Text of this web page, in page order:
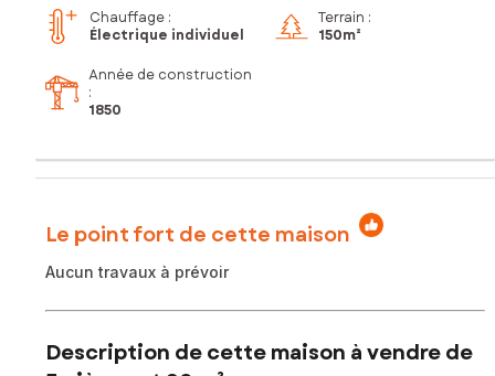
Chauffage :
Électrique individuel
Terrain :
150m²
Année de construction
:
1850
Le point fort de cette maison
Aucun travaux à prévoir
Description de cette maison à vendre de